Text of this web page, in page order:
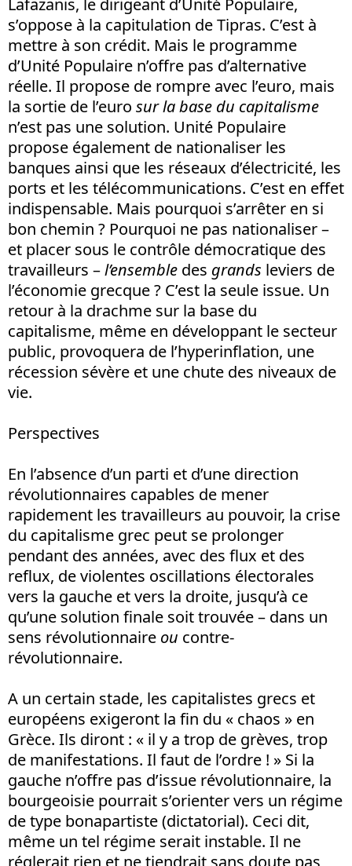
s’oppose à la capitulation de Tipras. C’est à
mettre à son crédit. Mais le programme
d’Unité Populaire n’offre pas d’alternative
réelle. Il propose de rompre avec l’euro, mais
la sortie de l’euro sur la base du capitalisme
n’est pas une solution. Unité Populaire
propose également de nationaliser les
banques ainsi que les réseaux d’électricité, les
ports et les télécommunications. C’est en effet
indispensable. Mais pourquoi s’arrêter en si
bon chemin ? Pourquoi ne pas nationaliser –
et placer sous le contrôle démocratique des
travailleurs –l’ensemble des grands leviers de
l’économie grecque ? C’est la seule issue. Un
retour à la drachme sur la base du
capitalisme, même en développant le secteur
public, provoquera de l’hyperinflation, une
récession sévère et une chute des niveaux de
vie.
Perspectives
En l’absence d’un parti et d’une direction
révolutionnaires capables de mener
rapidement les travailleurs au pouvoir, la crise
du capitalisme grec peut se prolonger
pendant des années, avec des flux et des
reflux, de violentes oscillations électorales
vers la gauche et vers la droite, jusqu’à ce
qu’une solution finale soit trouvée – dans un
sens révolutionnaire ou contre-
révolutionnaire.
A un certain stade, les capitalistes grecs et
européens exigeront la fin du « chaos » en
Grèce. Ils diront : « il y a trop de grèves, trop
de manifestations. Il faut de l’ordre ! » Si la
gauche n’offre pas d’issue révolutionnaire, la
bourgeoisie pourrait s’orienter vers un régime
de type bonapartiste (dictatorial). Ceci dit,
même un tel régime serait instable. Il ne
réglerait rien et ne tiendrait sans doute pas